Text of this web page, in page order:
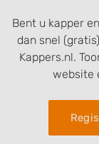
Bent u kapper
dan snel
Kappers.nl.
website